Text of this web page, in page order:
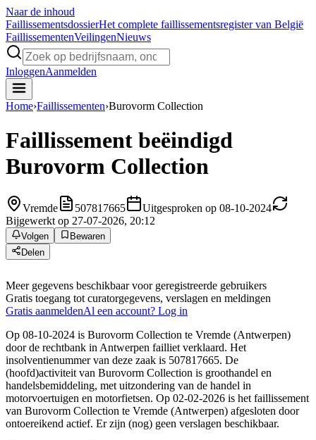
Naar de inhoud
FaillissementsdossierHet complete faillissementsregister van België
FaillissementenVeilingenNieuws
InloggenAanmelden
Home›Faillissementen›Burovorm Collection
Faillissement beëindigd
Burovorm Collection
Vremde 507817665
Uitgesproken op 08-10-2024
Bijgewerkt op 27-07-2026, 20:12
Volgen
Bewaren
Delen
Meer gegevens beschikbaar voor geregistreerde gebruikers
Gratis toegang tot curatorgegevens, verslagen en meldingen
Gratis aanmeldenAl een account? Log in
Op 08-10-2024 is Burovorm Collection te Vremde (Antwerpen)
door de rechtbank in Antwerpen failliet verklaard. Het
insolventienummer van deze zaak is 507817665. De
(hoofd)activiteit van Burovorm Collection is groothandel en
handelsbemiddeling, met uitzondering van de handel in
motorvoertuigen en motorfietsen. Op 02-02-2026 is het faillissement
van Burovorm Collection te Vremde (Antwerpen) afgesloten door
ontoereikend actief. Er zijn (nog) geen verslagen beschikbaar.